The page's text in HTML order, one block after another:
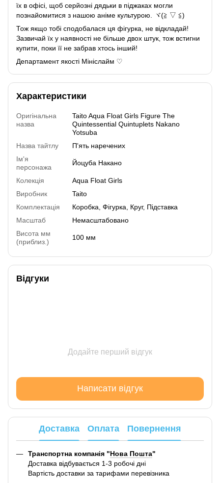
їх в офісі, щоб серйозні дядьки в піджаках могли
познайомитися з нашою аніме культурою. ヾ(≧ ▽ ≦)ゝ
Тож якщо тобі сподобалася ця фігурка, не відкладай!
Зазвичай їх у наявності не більше двох штук, тож встигни
купити, поки її не забрав хтось інший!
Департамент якості Мініслайм ♡
Характеристики
Оригінальна
назва
Taito Aqua Float Girls Figure The
Quintessential Quintuplets Nakano
Yotsuba
Назва тайтлу
П'ять наречених
Ім'я
персонажа
Йоцуба Накано
Колекція
Aqua Float Girls
Виробник
Taito
Комплектація
Коробка, Фігурка, Круг, Підставка
Масштаб
Немасштабовано
Висота мм
(приблиз.)
100 мм
Відгуки
Додайте перший відгук
Написати відгук
Доставка Оплата Повернення
Транспортна компанія "Нова Пошта"
Доставка відбувається 1-3 робочі дні
Вартість доставки за тарифами перевізника